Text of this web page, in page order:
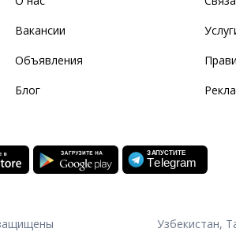
Вакансии
Объявления
Блог
Узбекистан,